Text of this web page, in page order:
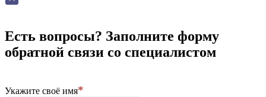
Есть вопросы? Заполните форму
обратной связи со специалистом
Укажите своё имя